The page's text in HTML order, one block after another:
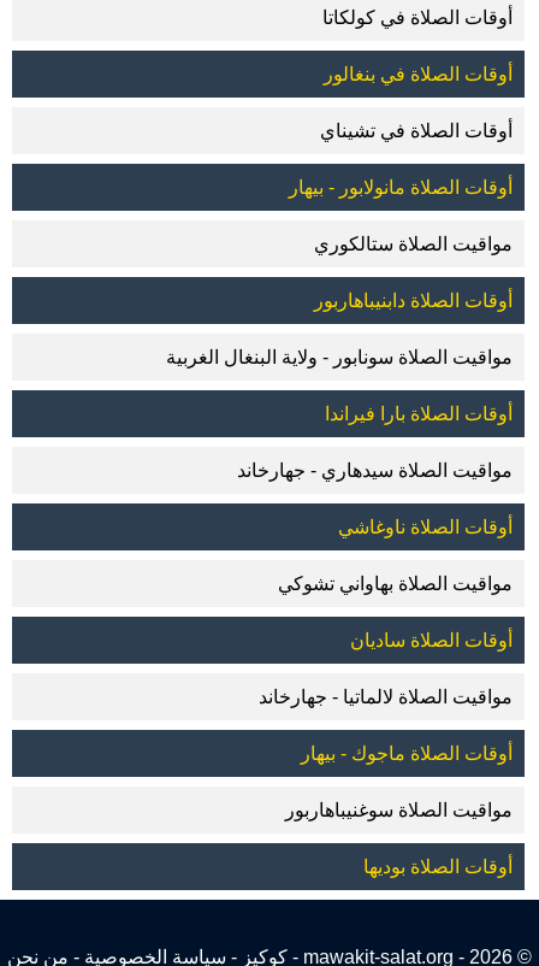
أوقات الصلاة في كولكاتا
أوقات الصلاة في بنغالور
أوقات الصلاة في تشيناي
أوقات الصلاة مانولابور - بيهار
مواقيت الصلاة ستالكوري
أوقات الصلاة دابنيباهاربور
مواقيت الصلاة سونابور - ولاية البنغال الغربية
أوقات الصلاة بارا فيراندا
مواقيت الصلاة سيدهاري - جهارخاند
أوقات الصلاة ناوغاشي
مواقيت الصلاة بهاواني تشوكي
أوقات الصلاة ساديان
مواقيت الصلاة لالماتيا - جهارخاند
أوقات الصلاة ماجوك - بيهار
مواقيت الصلاة سوغنيباهاربور
أوقات الصلاة بوديها
© 2026 - mawakit-salat.org - كوكيز - سياسة الخصوصية - من نحن